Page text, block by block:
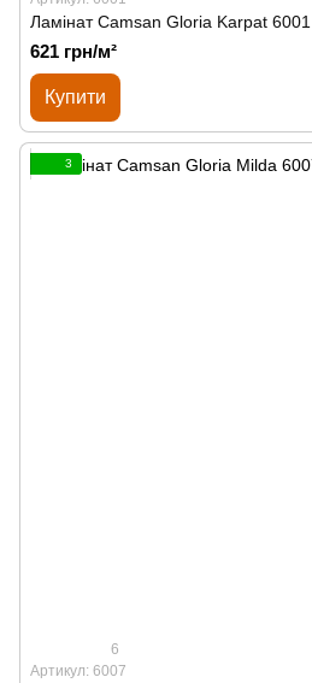
Ламінат Сamsan Gloria Karpat 6001
621 грн/м²
Купити
3
6
Артикул: 6007